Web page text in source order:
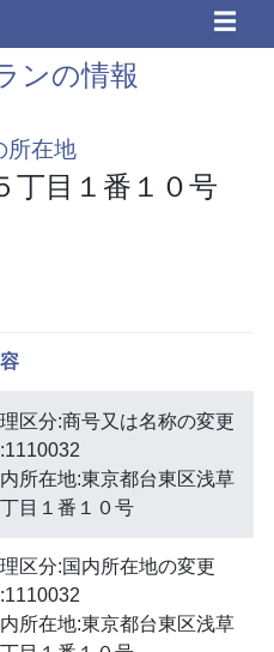
☰
ンの情報
所在地
丁目１番１０号
区分:商号又は名称の変更
所在地:東京都台東区浅草
丁目１番１０号
区分:国内所在地の変更
所在地:東京都台東区浅草